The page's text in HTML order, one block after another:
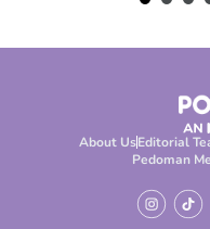
About UsEditorial
Pedoman